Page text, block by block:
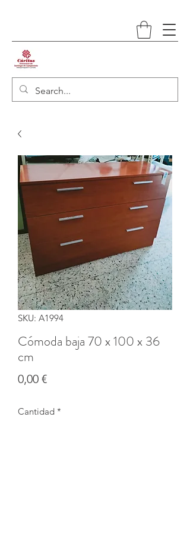
SKU: A1994
Cómoda baja 70 x 100 x 36
cm
0,00 €Precio
Cantidad *